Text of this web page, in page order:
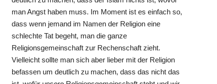
man Angst haben muss. Im Moment ist es einfach so,
dass wenn jemand im Namen der Religion eine
schlechte Tat begeht, man die ganze
Religionsgemeinschaft zur Rechenschaft zieht.
Vielleicht sollte man sich aber lieber mit der Religion
befassen um deutlich zu machen, dass das nicht das